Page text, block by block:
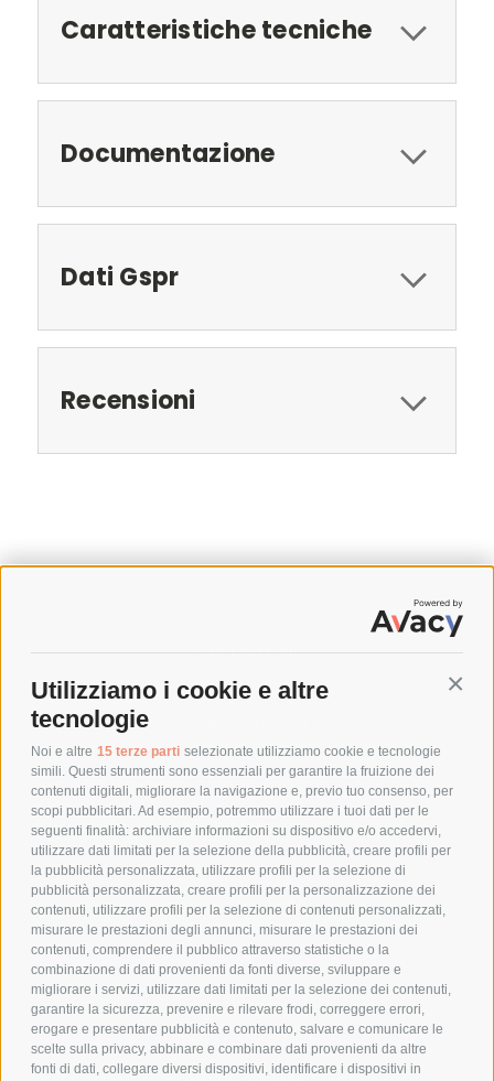
Utilizziamo i cookie e altre
tecnologie
Noi e altre 15 terze parti selezionate utilizziamo cookie e tecnologie
simili. Questi strumenti sono essenziali per garantire la fruizione dei
contenuti digitali, migliorare la navigazione e, previo tuo consenso, per
scopi pubblicitari. Ad esempio, potremmo utilizzare i tuoi dati per le
seguenti finalità: archiviare informazioni su dispositivo e/o accedervi,
utilizzare dati limitati per la selezione della pubblicità, creare profili per
la pubblicità personalizzata, utilizzare profili per la selezione di
pubblicità personalizzata, creare profili per la personalizzazione dei
contenuti, utilizzare profili per la selezione di contenuti personalizzati,
misurare le prestazioni degli annunci, misurare le prestazioni dei
contenuti, comprendere il pubblico attraverso statistiche o la
combinazione di dati provenienti da fonti diverse, sviluppare e
migliorare i servizi, utilizzare dati limitati per la selezione dei contenuti,
garantire la sicurezza, prevenire e rilevare frodi, correggere errori,
erogare e presentare pubblicità e contenuto, salvare e comunicare le
scelte sulla privacy, abbinare e combinare dati provenienti da altre
fonti di dati, collegare diversi dispositivi, identificare i dispositivi in
Caratteristiche tecniche
Documentazione
Dati Gspr
Recensioni
SPEDIZIONI
COSTI DI SPEDIZIONE
POLITICA DI RESO
POLICY
PRIVACY POLICY
COOKIE POLICY
PAGAMENTI SICURI
AZIENDA
CHI SIAMO